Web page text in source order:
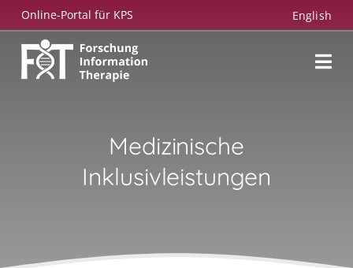
Zum
Inhalt
springen
Online-Portal für KPS English
Medizinische
Inklusivleistungen